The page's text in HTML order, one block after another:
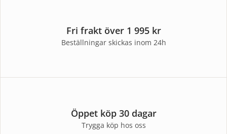
Fri frakt över 1 995 kr
Beställningar skickas inom 24h
Öppet köp 30 dagar
Trygga köp hos oss